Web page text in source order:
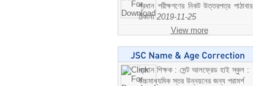
প্রধান পরীক্ষগণের নিকট উত্তরপত্র পাঠাবার
ঠিকানা2019-11-25
View more
প্রধান শিক্ষক : সেন্ট আলফ্রেড হাই স্কুল :
উচ্চমাধ্যমিক স্তর উন্নয়নের জন্য পরামর্শ